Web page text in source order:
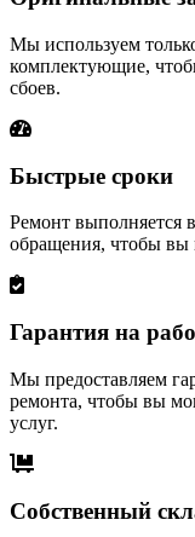
Мы используем
комплектующие,
сбоев.
Быстрые сроки
Ремонт выполняется
обращения, чтобы вы
Гарантия на
Мы предоставляем
ремонта, чтобы вы
услуг.
Собственный